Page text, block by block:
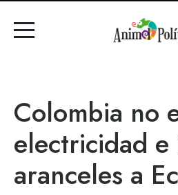
Colombia no
electricidad e
aranceles a